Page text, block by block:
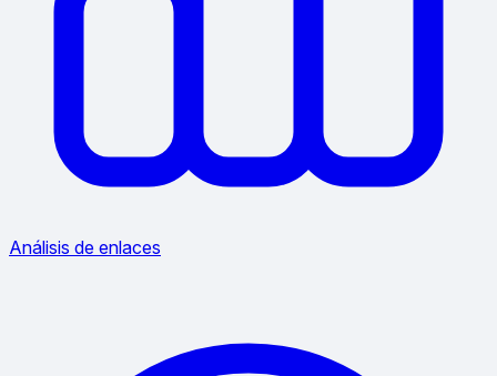
Análisis de enlaces